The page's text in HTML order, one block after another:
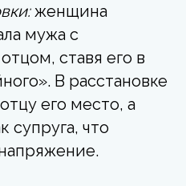
женщина
мужа с
ставя его в
В расстановке
его место, а
супруга, что